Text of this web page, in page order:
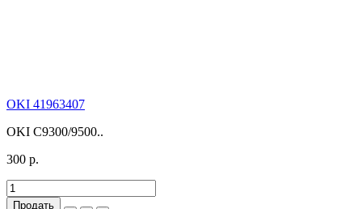
OKI 41963407
OKI C9300/9500..
300 р.
Продать